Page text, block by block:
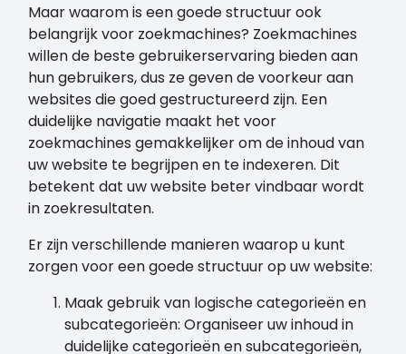
Maar waarom is een goede structuur ook
belangrijk voor zoekmachines? Zoekmachines
willen de beste gebruikerservaring bieden aan
hun gebruikers, dus ze geven de voorkeur aan
websites die goed gestructureerd zijn. Een
duidelijke navigatie maakt het voor
zoekmachines gemakkelijker om de inhoud van
uw website te begrijpen en te indexeren. Dit
betekent dat uw website beter vindbaar wordt
in zoekresultaten.
Er zijn verschillende manieren waarop u kunt
zorgen voor een goede structuur op uw website:
Maak gebruik van logische categorieën en
subcategorieën: Organiseer uw inhoud in
duidelijke categorieën en subcategorieën,